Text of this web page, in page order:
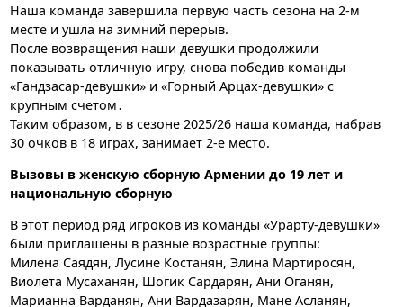
Наша команда завершила первую часть сезона на 2-м
месте и ушла на зимний перерыв.
После возвращения наши девушки продолжили
показывать отличную игру, снова победив команды
«Гандзасар-девушки» и «Горный Арцах-девушки» с
крупным счетом․
Таким образом, в в сезоне 2025/26 наша команда, набрав
30 очков в 18 играх, занимает 2-е место.
Вызовы в женскую сборную Армении до 19 лет и
национальную сборную
В этот период ряд игроков из команды «Урарту-девушки»
были приглашены в разные возрастные группы:
Милена Саядян, Лусине Костанян, Элина Мартиросян,
Виолета Мусаханян, Шогик Сардарян, Ани Оганян,
Марианна Варданян, Ани Вардазарян, Мане Асланян,